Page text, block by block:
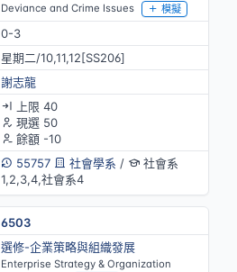
Deviance and Crime Issues 模擬
0-3
星期二/10,11,12[SS206]
謝志龍
上限 40
現選 50
餘額 -10
55757
社會學系 /
社會系
1,2,3,4,社會系4
6503
選修-企業策略與組織發展
Enterprise Strategy & Organization